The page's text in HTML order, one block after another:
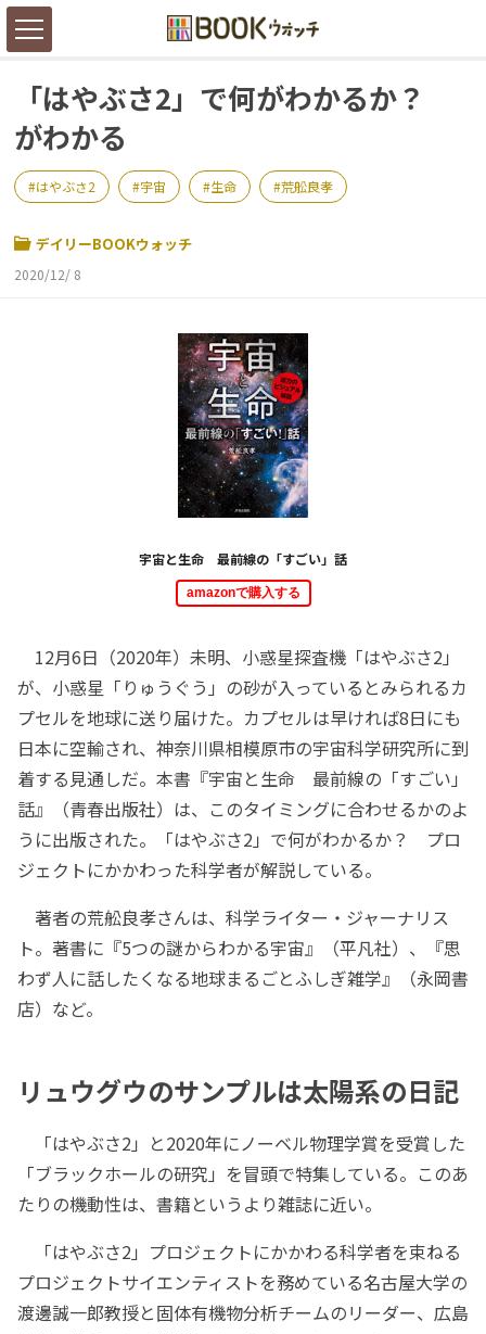
「はやぶさ2」で何がわかるか？
がわかる
はやぶさ2 宇宙 生命 荒舩良孝
デイリーBOOKウォッチ
2020/12/ 8
宇宙と生命 最前線の「すごい」話
amazonで購入する
12月6日（2020年）未明、小惑星探査機「はやぶさ2」
が、小惑星「りゅうぐう」の砂が入っているとみられるカ
プセルを地球に送り届けた。カプセルは早ければ8日にも
日本に空輸され、神奈川県相模原市の宇宙科学研究所に到
着する見通しだ。本書『宇宙と生命 最前線の「すごい」
話』（青春出版社）は、このタイミングに合わせるかのよ
うに出版された。「はやぶさ2」で何がわかるか？ プロ
ジェクトにかかわった科学者が解説している。
著者の荒舩良孝さんは、科学ライター・ジャーナリス
ト。著書に『5つの謎からわかる宇宙』（平凡社）、『思
わず人に話したくなる地球まるごとふしぎ雑学』（永岡書
店）など。
リュウグウのサンプルは太陽系の日記
「はやぶさ2」と2020年にノーベル物理学賞を受賞した
「ブラックホールの研究」を冒頭で特集している。このあ
たりの機動性は、書籍というより雑誌に近い。
「はやぶさ2」プロジェクトにかかわる科学者を束ねる
プロジェクトサイエンティストを務めている名古屋大学の
渡邊誠一郎教授と固体有機物分析チームのリーダー、広島